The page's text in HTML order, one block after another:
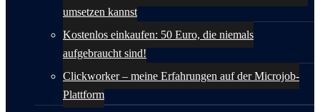
umsetzen kannst
Kostenlos einkaufen: 50 Euro, die niemals
aufgebraucht sind!
Clickworker – meine Erfahrungen auf der Microjob-
Plattform